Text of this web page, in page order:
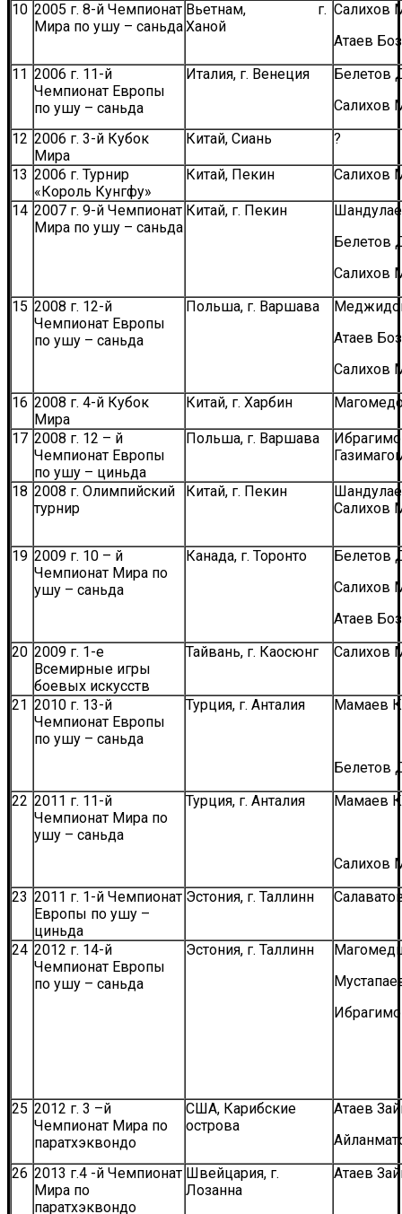
10 2005 г. 8-й Чемпионат
Мира по ушу – саньда
Вьетнам, г.
Ханой
Салихов
Атаев
11 2006 г. 11-й
Чемпионат Европы
по ушу – саньда
Италия, г. Венеция
Белетов
Салихов
12 2006 г. 3-й Кубок
Мира
Китай, Сиань ?
13 2006 г. Турнир
«Король Кунгфу»
Китай, Пекин Салихов
14 2007 г. 9-й Чемпионат
Мира по ушу – саньда
Китай, г. Пекин
Белетов
Салихов
15 2008 г. 12-й
Чемпионат Европы
по ушу – саньда
Польша, г. Варшава
Атаев
Салихов
16 2008 г. 4-й Кубок
Мира
Китай, г. Харбин
17 2008 г. 12 – й
Чемпионат Европы
по ушу – циньда
Польша, г. Варшава
18 2008 г. Олимпийский
турнир
Китай, г. Пекин
Салихов
19 2009 г. 10 – й
Чемпионат Мира по
ушу – саньда
Канада, г. Торонто
Белетов
Салихов
Атаев
20 2009 г. 1-е
Всемирные игры
боевых искусств
Тайвань, г. Каосюнг Салихов
21 2010 г. 13-й
Чемпионат Европы
по ушу – саньда
Турция, г. Анталия Мамаев
Белетов
22 2011 г. 11-й
Чемпионат Мира по
ушу – саньда
Турция, г. Анталия Мамаев
Салихов
23 2011 г. 1-й Чемпионат
Европы по ушу –
циньда
Эстония, г. Таллинн
24 2012 г. 14-й
Чемпионат Европы
по ушу – саньда
Эстония, г. Таллинн
25 2012 г. 3 –й
Чемпионат Мира по
паратхэквондо
США, Карибские
острова
Атаев
26 2013 г.4 -й Чемпионат
Мира по
паратхэквондо
Швейцария, г.
Лозанна
Атаев